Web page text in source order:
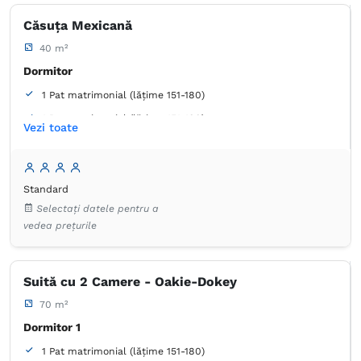
plimbări cu barca.
Dulap
Cuptor cu microunde
Căsuța Mexicană
40 m²
Dormitor
1 Pat matrimonial (lățime 151-180)
1 Pat matrimonial (lățime 151-180)
Proprie -
Coș de gunoi Lenjerie de pat
Articole de toaletă gratuite
Vezi toate
Standard
Selectați datele pentru a
vedea prețurile
Suită cu 2 Camere - Oakie-Dokey
70 m²
Dormitor 1
1 Pat matrimonial (lățime 151-180)